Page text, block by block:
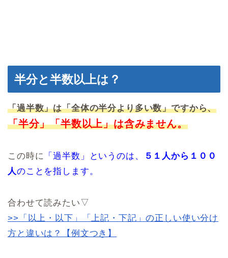
半分と半数以上は？
「過半数」は「全体の半分より多い数」ですから、
「半分」「半数以上」は含みません。
この時に 「過半数」というのは、
５１人から１００
人のことを指します。
合わせて読みたい▽
>>「以上・以下」「上記・下記」の正しい使い分け
方と違いは？【例文つき】